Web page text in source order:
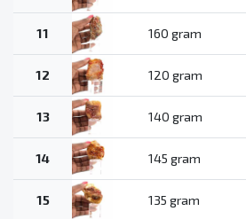
11 160 gram
12 120 gram
13 140 gram
14 145 gram
15 135 gram